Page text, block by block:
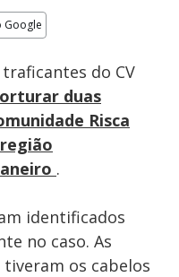
Google
do CV
duas
Risca
.
identificados
no caso. As
os cabelos